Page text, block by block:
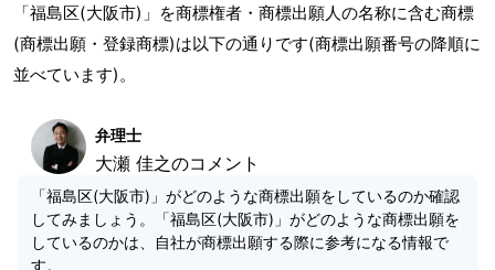
「福島区(大阪市)」を商標権者・商標出願人の名称に含む商標
(商標出願・登録商標)は以下の通りです(商標出願番号の降順に
並べています)。
弁理士
大瀬 佳之のコメント
「福島区(大阪市)」がどのような商標出願をしているのか確認
してみましょう。「福島区(大阪市)」がどのような商標出願を
しているのかは、自社が商標出願する際に参考になる情報で
す。